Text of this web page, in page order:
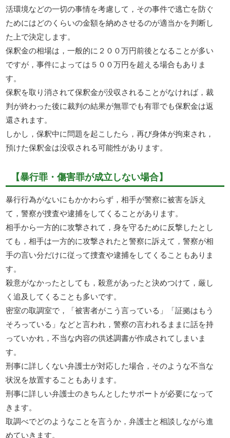
活環境などの一切の事情を考慮して，その事件で逃亡を防ぐ
ためにはどのくらいの金額を納めさせるのが適当かを判断し
た上で決定します。
保釈金の相場は，一般的に２００万円前後となることが多い
ですが，事件によっては５００万円を超える場合もありま
す。
保釈を取り消されて保釈金が没収されることがなければ，裁
判が終わった後に裁判の結果が無罪でも有罪でも保釈金は返
還されます。
しかし，保釈中に問題を起こしたら，再び身体が拘束され，
預けた保釈金は没収される可能性があります。
【暴行罪・傷害罪が成立しない場合】
暴行行為がないにもかかわらず，相手が警察に被害を訴え
て，警察が捜査や逮捕をしてくることがあります。
相手から一方的に攻撃されて，身を守るために反撃したとし
ても，相手は一方的に攻撃されたと警察に訴えて，警察が相
手の言い分だけに従って捜査や逮捕をしてくることもありま
す。
殺意がなかったとしても，殺意があったと決めつけて，厳し
く追及してくることも多いです。
密室の取調室で，「被害者がこう言っている」「証拠はもう
そろっている」などと言われ，警察の言われるままに話を持
っていかれ，不当な内容の供述調書が作成されてしまいま
す。
刑事に詳しくない弁護士が対応した場合，そのような不当な
状況を放置することもあります。
刑事に詳しい弁護士のきちんとしたサポートが必要になって
きます。
取調べでどのようなことを言うか，弁護士と相談しながら進
めていきます。